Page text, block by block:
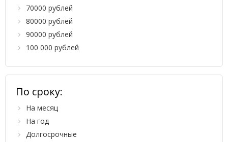
70000 рублей
80000 рублей
90000 рублей
100 000 рублей
По сроку:
На месяц
На год
Долгосрочные